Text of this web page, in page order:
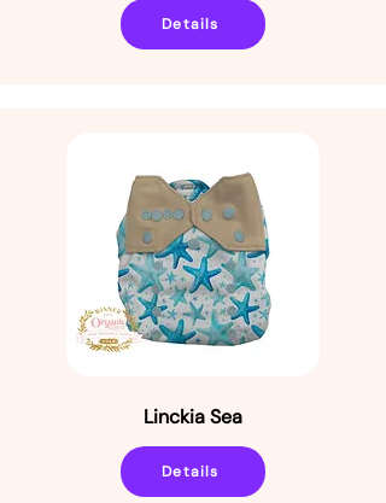
Details
Linckia Sea
Details